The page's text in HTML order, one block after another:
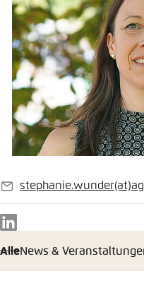
E-
Mail
stephanie.wunder(at)
LinkedIn
AlleNews &